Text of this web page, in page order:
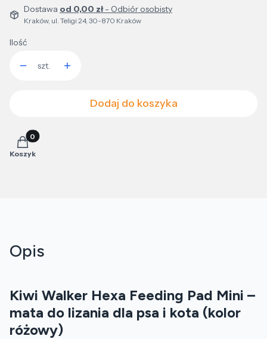
Dostawa od 0,00 zł- Odbiór osobisty
Kraków, ul. Teligi 24, 30-870 Kraków
Ilość
szt.
Dodaj do koszyka
Produkty w koszyku: 0. Zobacz szczegóły
Koszyk
Opis
Kiwi Walker Hexa Feeding Pad Mini –
mata do lizania dla psa i kota (kolor
różowy)